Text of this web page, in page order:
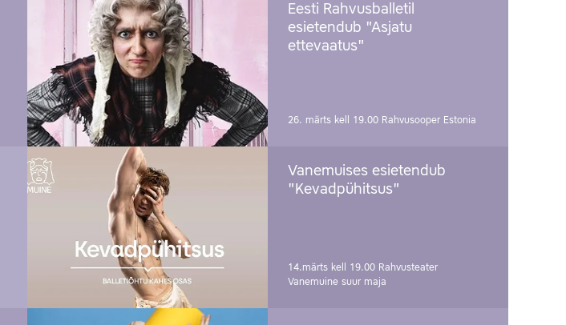
Eesti Rahvusballetil
esietendub "Asjatu
ettevaatus"
26. märts kell 19.00 Rahvusooper Estonia
Vanemuises esietendub
"Kevadpühitsus"
14.märts kell 19.00 Rahvusteater
Vanemuine suur maja